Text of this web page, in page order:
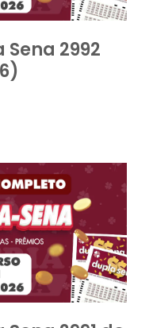
2992